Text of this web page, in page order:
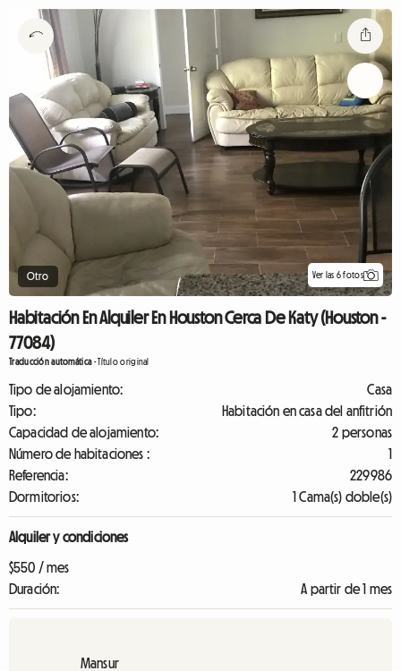
Otro Ver las 6 fotos
Habitación En Alquiler En Houston Cerca De Katy (Houston -
77084)
Traducción automática-Título original
Tipo de alojamiento:
Casa
Tipo:
Habitación en casa del anfitrión
Capacidad de alojamiento:
2 personas
Número de habitaciones :
1
Referencia:
229986
Dormitorios:
1 Cama(s) doble(s)
Alquiler y condiciones
$550 / mes
Duración:
A partir de 1 mes
Mansur